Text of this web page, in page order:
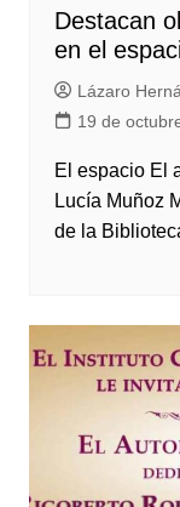
Destacan
en el
Lázaro
19 de
El espacio El
Lucía Muñoz
de la